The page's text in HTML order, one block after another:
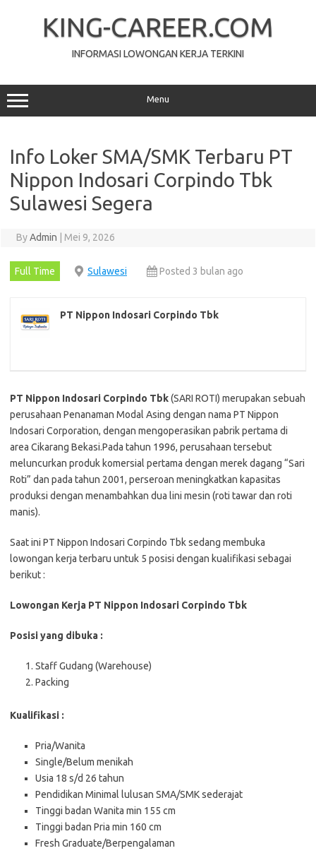
KING-CAREER.COM
INFORMASI LOWONGAN KERJA TERKINI
Menu
Info Loker SMA/SMK Terbaru PT
Nippon Indosari Corpindo Tbk
Sulawesi Segera
ByAdmin Mei 9, 2026
Full Time Sulawesi Posted 3 bulan ago
PT Nippon Indosari Corpindo Tbk
PT Nippon Indosari Corpindo Tbk(SARI ROTI) merupakan sebuah
perusahaan Penanaman Modal Asing dengan nama PT Nippon
Indosari Corporation, dengan mengoperasikan pabrik pertama di
area Cikarang Bekasi.Pada tahun 1996, perusahaan tersebut
meluncurkan produk komersial pertama dengan merek dagang “Sari
Roti” dan pada tahun 2001, perseroan meningkatkan kapasitas
produksi dengan menambahkan dua lini mesin (roti tawar dan roti
manis).
Saat ini PT Nippon Indosari Corpindo Tbk sedang membuka
lowongan kerja terbaru untuk 5 posisi dengan kualifikasi sebagai
berikut :
Lowongan Kerja PT Nippon Indosari Corpindo Tbk
Posisi yang dibuka :
Staff Gudang (Warehouse)
Packing
Kualifikasi :
Pria/Wanita
Single/Belum menikah
Usia 18 s/d 26 tahun
Pendidikan Minimal lulusan SMA/SMK sederajat
Tinggi badan Wanita min 155 cm
Tinggi badan Pria min 160 cm
Fresh Graduate/Berpengalaman